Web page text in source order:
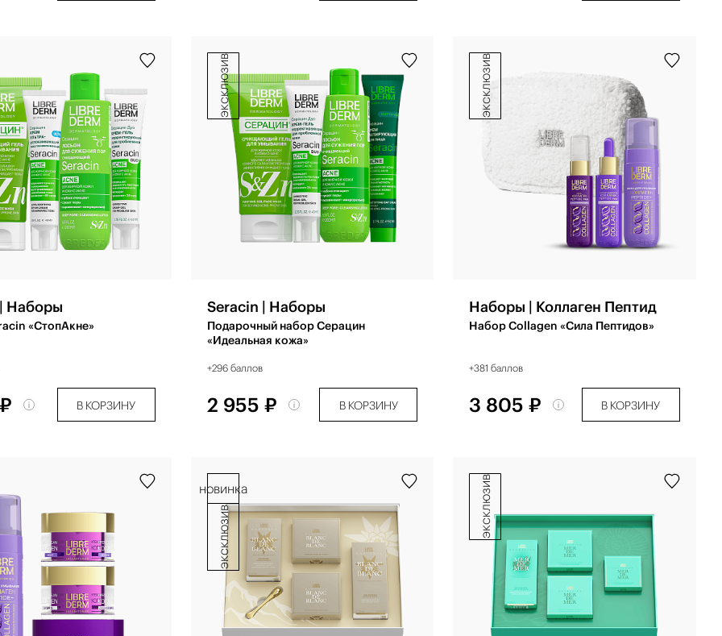
Наборы
«СтопАкне»
В КОРЗИНУ
Seracin | Наборы
Подарочный набор Серацин
«Идеальная кожа»
+296 баллов
2 955 ₽ В КОРЗИНУ
эксклюзив
Наборы | Коллаген Пептид
Набор Collagen «Сила Пептидов»
+381 баллов
3 805 ₽ В КОРЗИНУ
эксклюзив
новинка
эксклюзив эксклюзив